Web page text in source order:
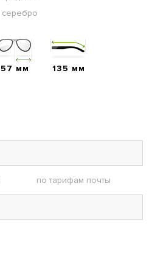
серебро
57 мм 135 мм
по тарифам почты